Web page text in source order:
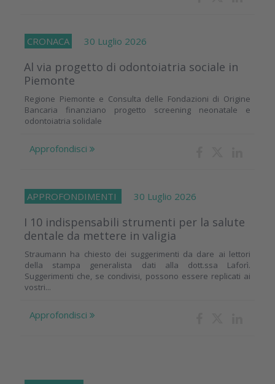
CRONACA 30 Luglio 2026
Al via progetto di odontoiatria sociale in
Piemonte
Regione Piemonte e Consulta delle Fondazioni di Origine
Bancaria finanziano progetto screening neonatale e
odontoiatria solidale
Approfondisci
APPROFONDIMENTI 30 Luglio 2026
I 10 indispensabili strumenti per la salute
dentale da mettere in valigia
Straumann ha chiesto dei suggerimenti da dare ai lettori
della stampa generalista dati alla dott.ssa Laforì.
Suggerimenti che, se condivisi, possono essere replicati ai
vostri...
Approfondisci